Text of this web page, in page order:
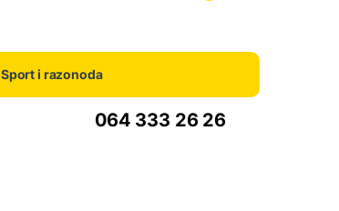
Sport i razonoda
064 333 26 26